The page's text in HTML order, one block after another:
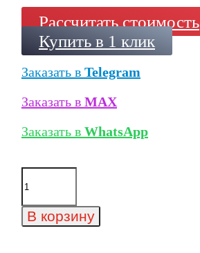
Рассчитать стоимость
Купить в 1 клик
Заказать в Telegram
Заказать в MAX
Заказать в WhatsApp
Количество
товара
клинкерная
плитка
В корзину